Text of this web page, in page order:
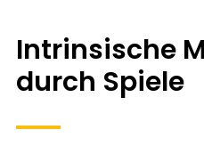
Intrinsische
durch Spiele